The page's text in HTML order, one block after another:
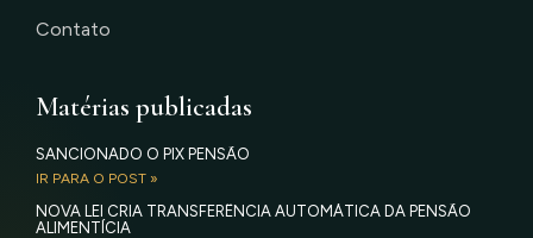
Contato
Matérias publicadas
SANCIONADO O PIX PENSÃO
IR PARA O POST »
NOVA LEI CRIA TRANSFERÊNCIA AUTOMÁTICA DA PENSÃO
ALIMENTÍCIA